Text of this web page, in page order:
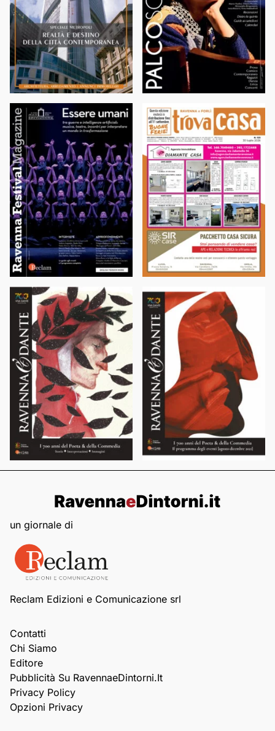
un giornale di
Reclam Edizioni e Comunicazione srl
Contatti
Chi Siamo
Editore
Pubblicità Su RavennaeDintorni.it
Privacy Policy
Opzioni Privacy